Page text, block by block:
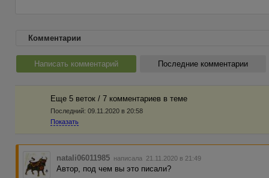
Комментарии
Написать комментарий Последние комментарии
Еще 5 веток / 7 комментариев в темe
Последний: 09.11.2020 в 20:58
Показать
natali06011985 написала 21.11.2020 в 21:49
Автор, под чем вы это писали?